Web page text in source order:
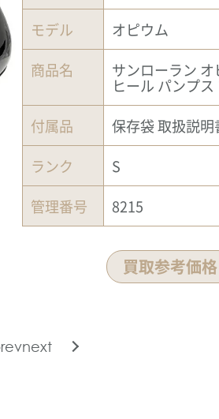
モデル
オピウム
商品名
サンローラン
ヒール パンプ
付属品
保存袋 取扱説明
ランク
S
管理番号
8215
買取参考価格
next